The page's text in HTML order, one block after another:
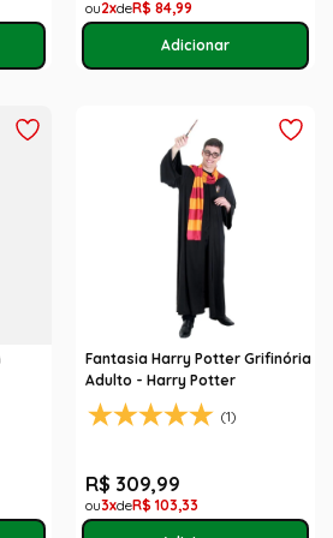
2 R$ 84,99
Fantasia Harry Potter Grifinória
Adulto - Harry Potter
(1)
R$ 309,99
3 R$ 103,33